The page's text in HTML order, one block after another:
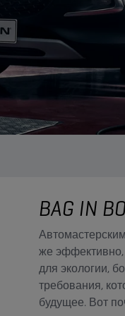
BAG IN
же
для экологии,
требования,
будущее. Вот